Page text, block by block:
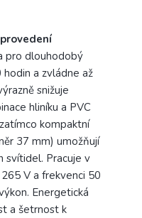
pro dlouhodobý
a zvládne až
snižuje
hliníku a PVC
kompaktní
37 mm) umožňují
svítidel. Pracuje v
V a frekvenci 50
Energetická
a šetrnost k